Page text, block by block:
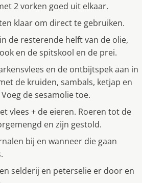
2 vorken goed uit elkaar.
klaar om direct te gebruiken.
de resterende helft van de olie,
en de spitskool en de prei.
en de ontbijtspek aan in
de kruiden, sambals, ketjap en
de sesamolie toe.
vlees + de eieren. Roeren tot de
en zijn gestold.
bij en wanneer die gaan
selderij en peterselie er door en